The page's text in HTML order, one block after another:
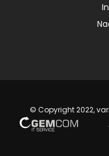
© Copyright 2022,